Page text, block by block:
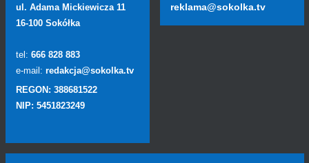
ul. Adama Mickiewicza 11
16-100 Sokółka
tel: 666 828 883
e-mail: redakcja@sokolka.tv
REGON: 388681522
NIP: 5451823249
reklama@sokolka.tv